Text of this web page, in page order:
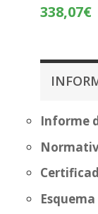
338,07€
Informe